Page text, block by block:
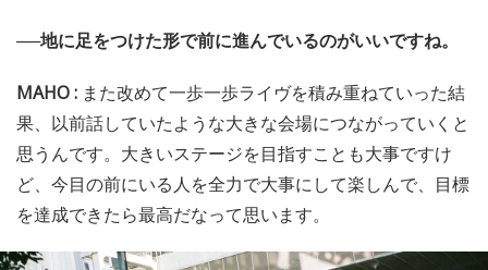
──地に足をつけた形で前に進んでいるのがいいですね。
MAHO : また改めて一歩一歩ライヴを積み重ねていった結
果、以前話していたような大きな会場につながっていくと
思うんです。大きいステージを目指すことも大事ですけ
ど、今目の前にいる人を全力で大事にして楽しんで、目標
を達成できたら最高だなって思います。